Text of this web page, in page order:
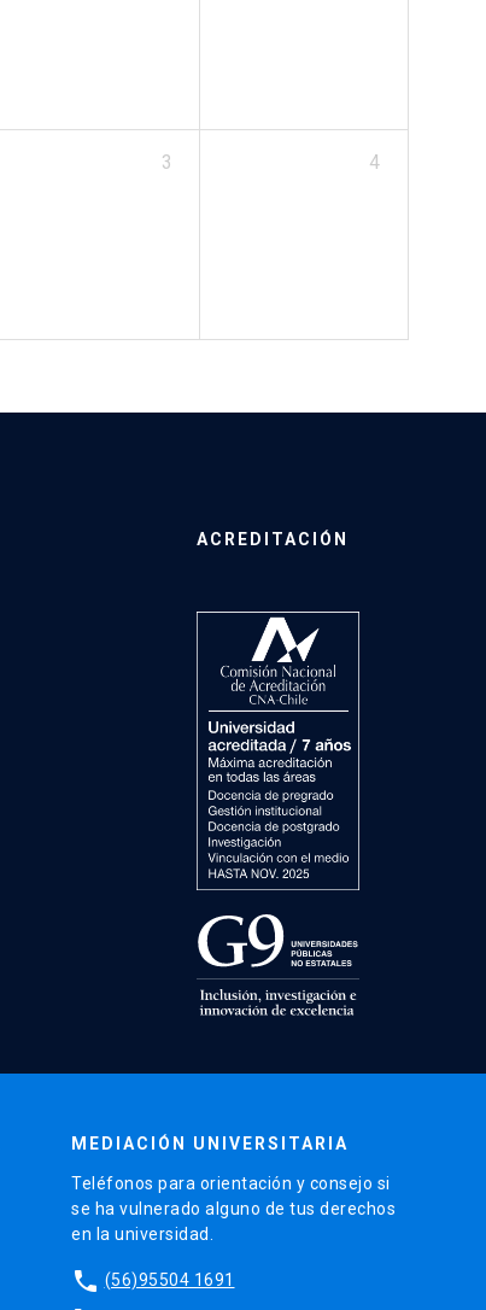
3 4
ACREDITACIÓN
MEDIACIÓN UNIVERSITARIA
Teléfonos para orientación y consejo si
se ha vulnerado alguno de tus derechos
en la universidad.
phone (56)95504 1691